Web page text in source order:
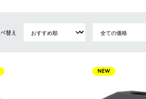
替え
NEW